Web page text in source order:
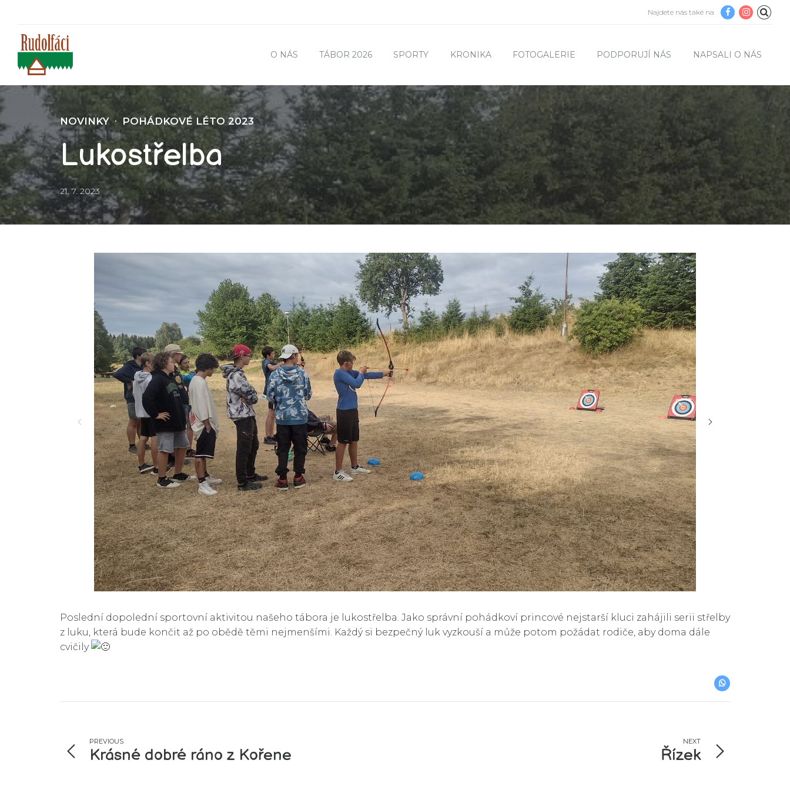
Najdete nás také na
O NÁS TÁBOR 2026 SPORTY KRONIKA FOTOGALERIE PODPORUJÍ NÁS NAPSALI O NÁS
NOVINKY POHÁDKOVÉ LÉTO 2023
Lukostřelba
21. 7. 2023
Poslední dopolední sportovní aktivitou našeho tábora je lukostřelba. Jako správní pohádkoví princové nejstarší kluci zahájili serii střelby
z luku, která bude končit až po obědě těmi nejmenšími. Každý si bezpečný luk vyzkouší a může potom požádat rodiče, aby doma dále
cvičily
PREVIOUS
Krásné dobré ráno z Kořene
NEXT
Řízek